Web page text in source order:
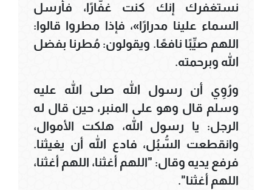
نستغفرك إنك كنت غفَّارًا، فأرسل
السماء علينا مدرارًا»، فإذا مطروا قالوا:
اللهم صيِّبًا نافعًا. ويقولون: مُطرنا بفضل
الله وبرحمته.
ورُوِي أن رسول الله صلى الله عليه
وسلم قال وهو على المنبر، حين قال له
الرجل: يا رسول الله، هلكت الأموال،
وانقطعت السُّبُل، فادع الله أن يغيثنا.
فرفع يديه وقال: "اللهم أغثنا، اللهم أغثنا،
اللهم أغثنا".